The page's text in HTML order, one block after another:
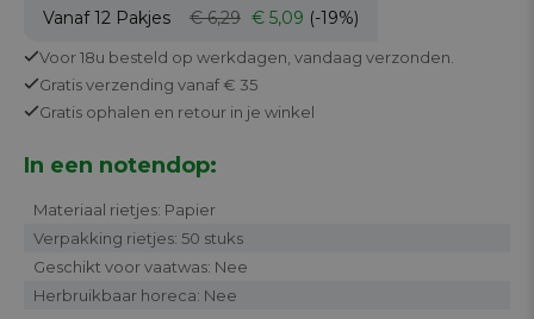
Vanaf 12 Pakjes € 6,29 € 5,09 (-19%)
Voor 18u besteld op werkdagen, vandaag verzonden.
Gratisverzending vanaf € 35
Gratis ophalen en retour in je winkel
In een notendop:
Materiaal rietjes: Papier
Verpakking rietjes: 50 stuks
Geschikt voor vaatwas: Nee
Herbruikbaar horeca: Nee